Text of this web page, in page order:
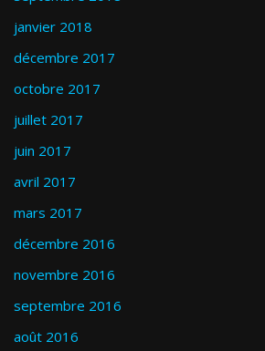
janvier 2018
décembre 2017
octobre 2017
juillet 2017
juin 2017
avril 2017
mars 2017
décembre 2016
novembre 2016
septembre 2016
août 2016